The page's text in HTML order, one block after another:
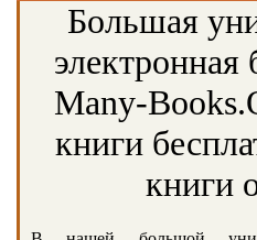
Большая
электронная
Many-
книги
книги